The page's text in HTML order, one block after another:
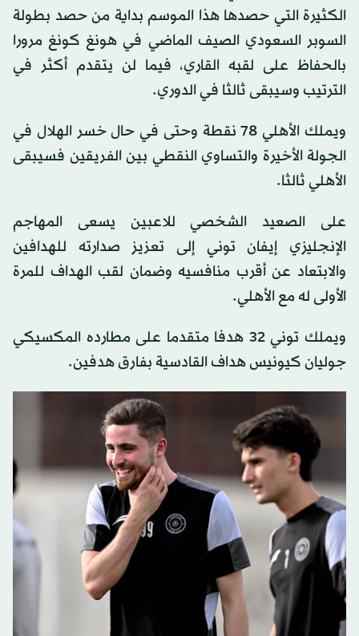
الكثيرة التي حصدها هذا الموسم بداية من حصد بطولة
السوبر السعودي الصيف الماضي في هونغ كونغ مرورا
بالحفاظ على لقبه القاري، فيما لن يتقدم أكثر في
الترتيب وسيبقى ثالثا في الدوري.
ويملك الأهلي 78 نقطة وحتى في حال خسر الهلال في
الجولة الأخيرة والتساوي النقطي بين الفريقين فسيبقى
الأهلي ثالثا.
على الصعيد الشخصي للاعبين يسعى المهاجم
الإنجليزي إيفان توني إلى تعزيز صدارته للهدافين
والابتعاد عن أقرب منافسيه وضمان لقب الهداف للمرة
الأولى له مع الأهلي.
ويملك توني 32 هدفا متقدما على مطارده المكسيكي
جوليان كيونيس هداف القادسية بفارق هدفين.